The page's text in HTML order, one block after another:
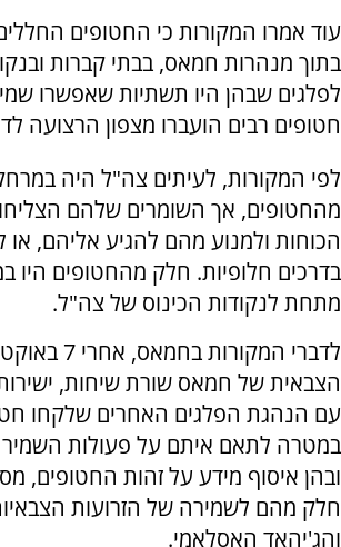
עוד אמרו המקורות כי החטופים
בתוך מנהרות חמאס, בבתי קברות
לפלגים שבהן היו תשתיות שאפשרו
חטופים רבים הועברו מצפון הרצועה
לפי המקורות, לעיתים צה"ל היה
מהחטופים, אך השומרים שלהם
הכוחות ולמנוע מהם להגיע אליהם, או
בדרכים חלופיות. חלק מהחטופים היו
מתחת לנקודות הכינוס של צה"ל.
לדברי
הצבאית של חמאס שורת שיחות, ישירות
עם הנהגת הפלגים האחרים שלקחו
במטרה לתאם איתם על פעולות
ובהן איסוף מידע על זהות החטופים,
חלק מהם לשמירה של הזרועות
והג'יהאד האסלאמי.